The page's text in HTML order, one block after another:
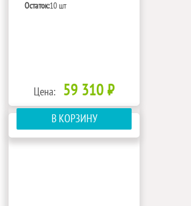
Остаток:10 шт
Цена: 59 310 ₽
В КОРЗИНУ